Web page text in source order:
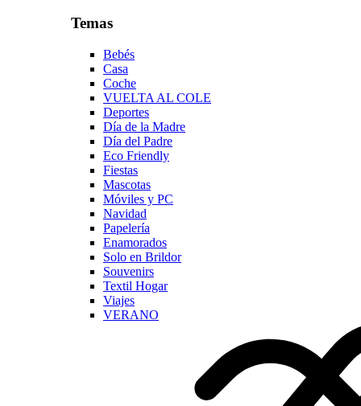
Temas
Bebés
Casa
Coche
VUELTA AL COLE
Deportes
Día de la Madre
Día del Padre
Eco Friendly
Fiestas
Mascotas
Móviles y PC
Navidad
Papelería
Enamorados
Solo en Brildor
Souvenirs
Textil Hogar
Viajes
VERANO